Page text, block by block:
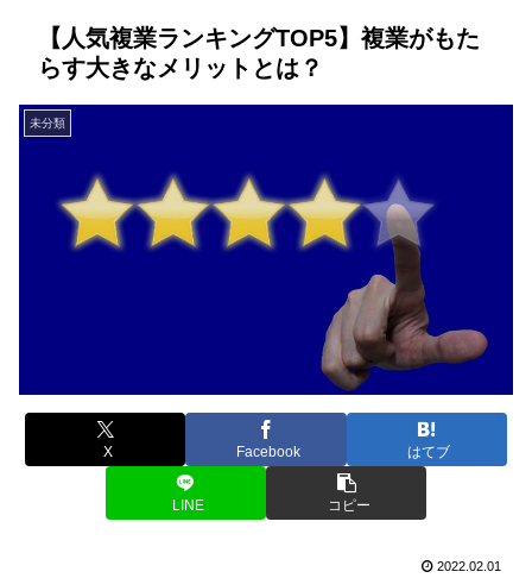
【人気複業ランキングTOP5】複業がもた
らす大きなメリットとは？
未分類
X Facebook はてブ
LINE コピー
2022.02.01